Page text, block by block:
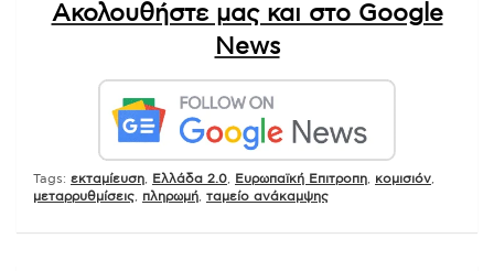
Ακολουθήστε μας και στο Google
News
Tags: εκταμίευση Ελλάδα 2.0 Ευρωπαϊκή Επιτροπη κομισιόν
μεταρρυθμίσεις
πληρωμή ταμείο ανάκαμψης